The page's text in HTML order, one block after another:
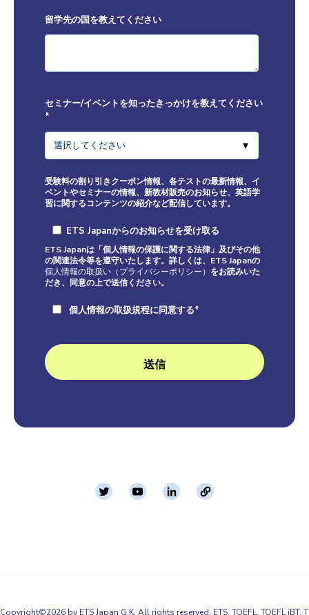
留学先の国を教えてください
セミナー/イベントを知ったきっかけを教えてください
*
受験料の割り引きクーポン情報、各テストの最新情報、イ
ベントやセミナーの情報、新教材販売のお知らせ、英語学
習に関するコンテンツの紹介など配信しています。
ETS Japanからのお知らせを受け取る
ETS Japanは「個人情報の保護に関する法律」及びその他
の関連法令等を遵守いたします。詳しくは、ETS Japanの
個人情報の取扱い（プライバシーポリシー） をお読みいた
だき、同意の上で送信ください。
個人情報の取扱規程に同意する*
Copyright©2026 by ETS Japan G.K. All rights reserved. ETS, TOEFL, TOEFL iBT, T